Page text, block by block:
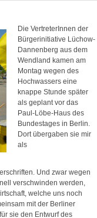
Die VertreterInnen der
Bürgerinitiative Lüchow-
Dannenberg aus dem
Wendland kamen am
Montag wegen des
Hochwassers eine
knappe Stunde später
als geplant vor das
Paul-Löbe-Haus des
Bundestages in Berlin.
Dort übergaben sie mir
als
Und zwar wegen
verschwinden werden,
welche uns noch
mit der Berliner
sie den Entwurf des